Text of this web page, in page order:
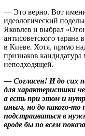
— Это верно. Вот
идеологический
Яковлев и выбрал
антисоветского тарана
в Киеве. Хотя, прямо
признаков кандидатура
неподходящей.
— Согласен! И до сих
для характеристики
а есть при этом и
иным, но до какого-то
подстраиваться в
вроде бы по всем